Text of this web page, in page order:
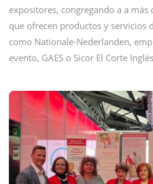
expositores, congregando a a más
que ofrecen productos y servicios
como Nationale-Nederlanden,
evento, GAES o Sicor El Corte